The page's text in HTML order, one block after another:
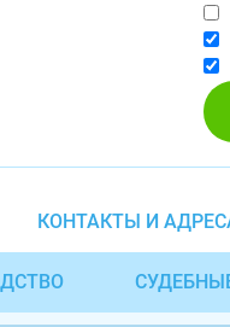
КОНТАКТЫ И